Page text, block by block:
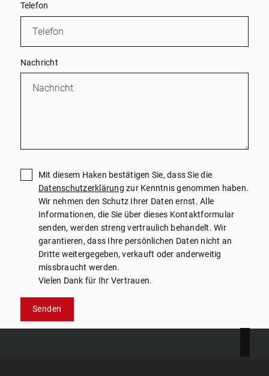
Telefon
Nachricht
Mit diesem Haken bestätigen Sie, dass Sie die
Datenschutzerklärung zur Kenntnis genommen haben.
Wir nehmen den Schutz Ihrer Daten ernst. Alle
Informationen, die Sie über dieses Kontaktformular
senden, werden streng vertraulich behandelt. Wir
garantieren, dass Ihre persönlichen Daten nicht an
Dritte weitergegeben, verkauft oder anderweitig
missbraucht werden.
Vielen Dank für Ihr Vertrauen.
Senden